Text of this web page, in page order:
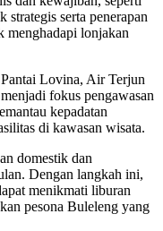
strategis serta penerapan
menghadapi lonjakan
Lovina, Air Terjun
fokus pengawasan
kepadatan
di kawasan wisata.
domestik dan
Dengan langkah ini,
menikmati liburan
pesona Buleleng yang